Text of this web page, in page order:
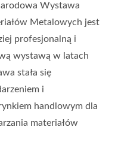
Wystawa
Metalowych jest
profesjonalną i
wystawą w latach
stała się
i
handlowym dla
materiałów